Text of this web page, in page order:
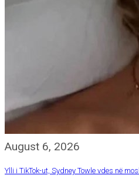
August 6, 2026
Ylli i TikTok-ut, Sydney Towle vdes në